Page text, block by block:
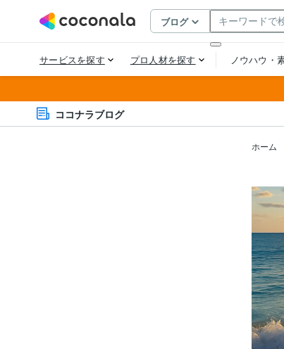
ココナラブログ
ホーム